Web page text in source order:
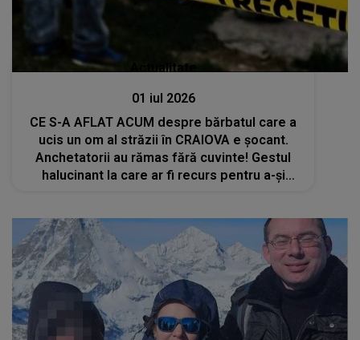
Actualitate
01 iul 2026
CE S-A AFLAT ACUM despre bărbatul care a
ucis un om al străzii în CRAIOVA e șocant.
Anchetatorii au rămas fără cuvinte! Gestul
halucinant la care ar fi recurs pentru a-și